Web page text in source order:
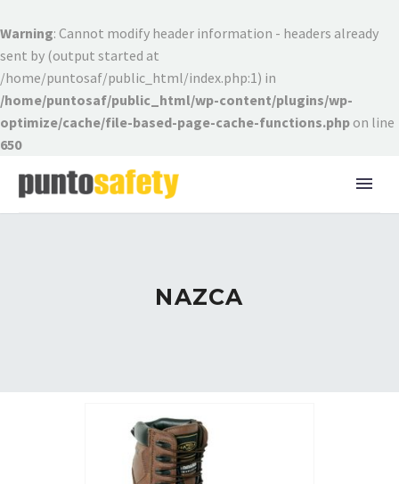
Warning: Cannot modify header information - headers already
sent by (output started at
/home/puntosaf/public_html/index.php:1) in
/home/puntosaf/public_html/wp-content/plugins/wp-
optimize/cache/file-based-page-cache-functions.php on line
650
NAZCA